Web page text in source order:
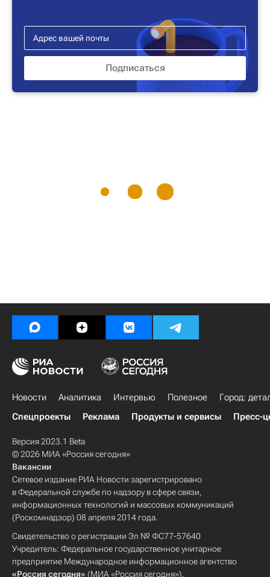
Новости Аналитика Интервью Полезное
Город:
Спецпроекты
Реклама Продукты и сервисы Пресс-
Версия 2023.1 Beta
© 2026 МИА «Россия сегодня»
Вакансии
Сетевое издание РИА Новости зарегистрировано
в Федеральной службе по надзору в сфере связи,
информационных технологий и массовых коммуникаций
(Роскомнадзор) 08 апреля 2014 года.
Свидетельство о регистрации Эл № ФС77-57640
Учредитель: Федеральное государственное унитарное
предприятие Международное информационное агентство
«Россия сегодня» (МИА «Россия сегодня»).